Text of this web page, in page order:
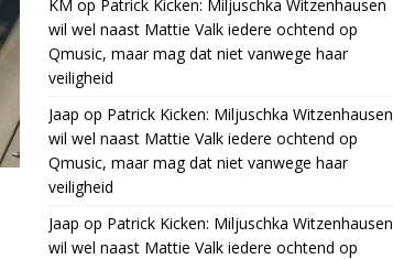
KM op Patrick Kicken: Miljuschka Witzenhausen
wil wel naast Mattie Valk iedere ochtend op
Qmusic, maar mag dat niet vanwege haar
veiligheid
Jaap op Patrick Kicken: Miljuschka Witzenhausen
wil wel naast Mattie Valk iedere ochtend op
Qmusic, maar mag dat niet vanwege haar
veiligheid
Jaap op Patrick Kicken: Miljuschka Witzenhausen
wil wel naast Mattie Valk iedere ochtend op